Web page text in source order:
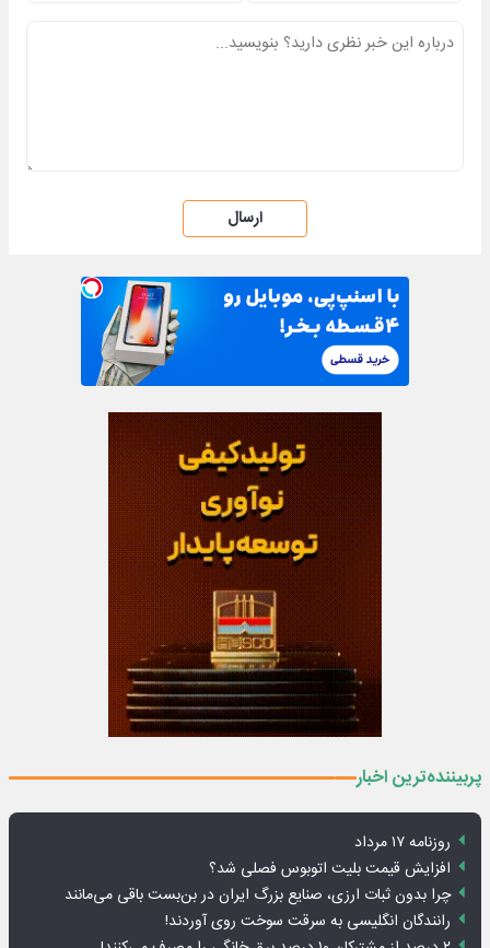
ارسال
پربیننده‌ترین اخبار
روزنامه ۱۷ مرداد
افزایش قیمت بلیت اتوبوس فصلی شد؟
چرا بدون ثبات ارزی، صنایع بزرگ ایران در بن‌بست باقی می‌مانند
رانندگان انگلیسی به سرقت سوخت روی آوردند!